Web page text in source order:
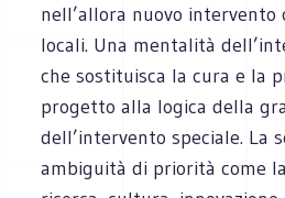
nell’allora nuovo
locali. Una mentalità
che sostituisca la cura e la
progetto alla logica della
dell’intervento speciale. La
ambiguità di priorità come